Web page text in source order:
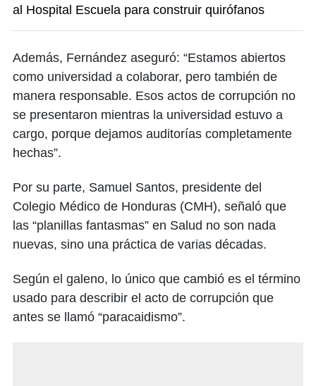
al Hospital Escuela para construir quirófanos
Además, Fernández aseguró: “Estamos abiertos
como universidad a colaborar, pero también de
manera responsable. Esos actos de corrupción no
se presentaron mientras la universidad estuvo a
cargo, porque dejamos auditorías completamente
hechas”.
Por su parte, Samuel Santos, presidente del
Colegio Médico de Honduras (CMH), señaló que
las “planillas fantasmas” en Salud no son nada
nuevas, sino una práctica de varias décadas.
Según el galeno, lo único que cambió es el término
usado para describir el acto de corrupción que
antes se llamó “paracaidismo”.